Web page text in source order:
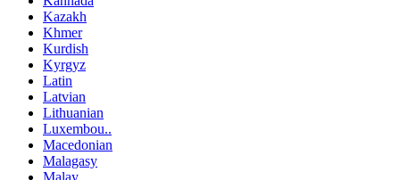
Kazakh
Khmer
Kurdish
Kyrgyz
Latin
Latvian
Lithuanian
Luxembou..
Macedonian
Malagasy
Malay